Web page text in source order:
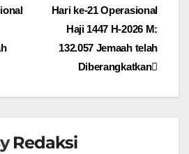
Hari ke-21 Operasional
Haji 1447 H-2026 M:
132.057 Jemaah telah
Diberangkatkan
Redaksi